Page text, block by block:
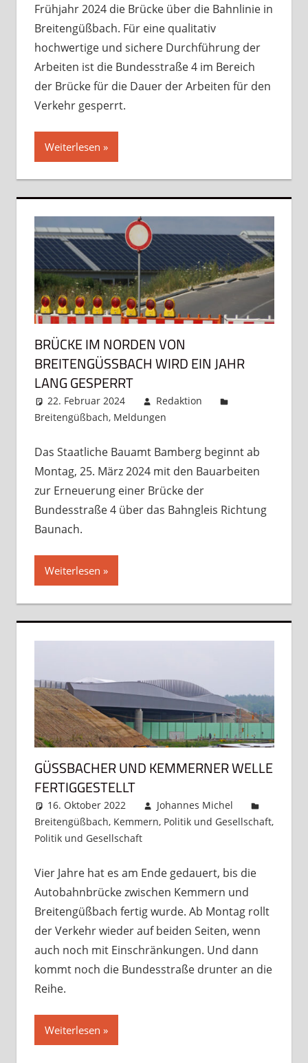
Frühjahr 2024 die Brücke über die Bahnlinie in
Breitengüßbach. Für eine qualitativ
hochwertige und sichere Durchführung der
Arbeiten ist die Bundesstraße 4 im Bereich
der Brücke für die Dauer der Arbeiten für den
Verkehr gesperrt.
Weiterlesen
BRÜCKE IM NORDEN VON
BREITENGÜSSBACH WIRD EIN JAHR L
ANG GESPERRT
22. Februar 2024
Redaktion
Breitengüßbach, Meldungen
Das Staatliche Bauamt Bamberg beginnt ab
Montag, 25. März 2024 mit den Bauarbeiten
zur Erneuerung einer Brücke der
Bundesstraße 4 über das Bahngleis Richtung
Baunach.
Weiterlesen
GÜSSBACHER UND KEMMERNER WELLE F
ERTIGGESTELLT
16. Oktober 2022
Johannes Michel
Breitengüßbach, Kemmern, Politik und Gesellschaft,
Politik und Gesellschaft
Vier Jahre hat es am Ende gedauert, bis die
Autobahnbrücke zwischen Kemmern und
Breitengüßbach fertig wurde. Ab Montag rollt
der Verkehr wieder auf beiden Seiten, wenn
auch noch mit Einschränkungen. Und dann
kommt noch die Bundesstraße drunter an die
Reihe.
Weiterlesen